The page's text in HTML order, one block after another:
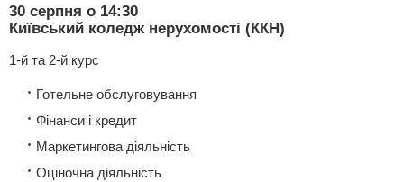
30 серпня о 14:30
Київський коледж нерухомості (ККН)
1-й та 2-й курс
Готельне обслуговування
Фінанси і кредит
Маркетингова діяльність
Оціночна діяльність